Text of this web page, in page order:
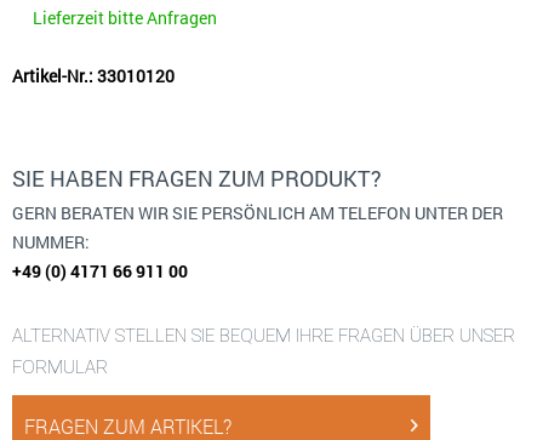
Lieferzeit bitte Anfragen
Artikel-Nr.: 33010120
SIE HABEN FRAGEN ZUM PRODUKT?
GERN BERATEN WIR SIE PERSÖNLICH AM TELEFON UNTER DER
NUMMER:
+49 (0) 4171 66 911 00
ALTERNATIV STELLEN SIE BEQUEM IHRE FRAGEN ÜBER UNSER
FORMULAR
FRAGEN ZUM ARTIKEL?